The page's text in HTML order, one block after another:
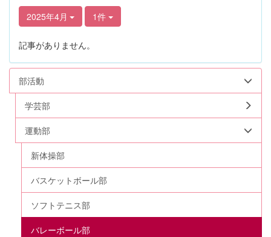
2025年4月 1件
記事がありません。
部活動
学芸部
運動部
新体操部
バスケットボール部
ソフトテニス部
バレーボール部